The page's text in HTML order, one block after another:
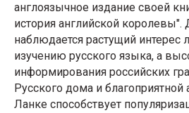
англоязычное издание своей
история английской королевы".
наблюдается растущий интерес
изучению русского языка, а
информирования российских
Русского дома и
Ланке способствует